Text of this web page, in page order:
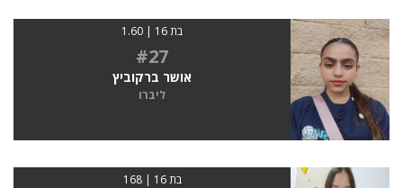
בת 16 | 1.60
#27
אושר ברקוביץ
ליברו
בת 16 | 168